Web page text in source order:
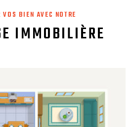
VOS BIEN AVEC NOTRE
IMMOBILIÈRE